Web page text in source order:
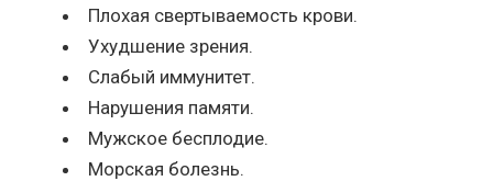
Плохая свертываемость крови.
Ухудшение зрения.
Слабый иммунитет.
Нарушения памяти.
Мужское бесплодие.
Морская болезнь.